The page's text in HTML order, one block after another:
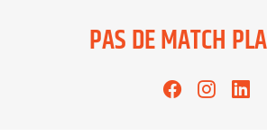
PAS DE MATCH